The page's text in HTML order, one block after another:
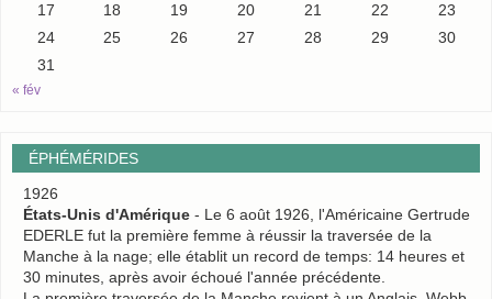
« fév
17
18 19 20 21 22
23
24
25 26 27 28 29
30
31
ÉPHÉMÉRIDES
1926
États-Unis d'Amérique - Le 6 août 1926, l'Américaine Gertrude
EDERLE fut la première femme à réussir la traversée de la
Manche à la nage; elle établit un record de temps: 14 heures et
30 minutes, après avoir échoué l'année précédente.